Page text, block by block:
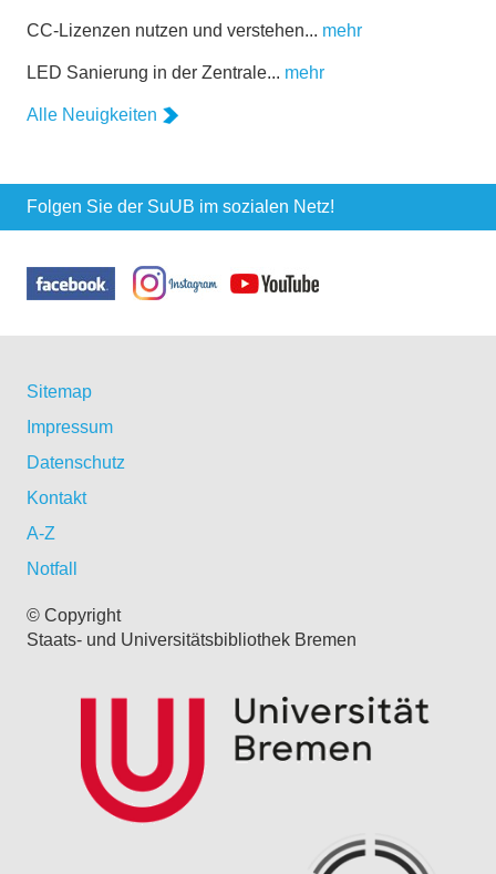
CC-Lizenzen nutzen und verstehen... mehr
LED Sanierung in der Zentrale... mehr
Alle Neuigkeiten
Folgen Sie der SuUB im sozialen Netz!
Sitemap
Impressum
Datenschutz
Kontakt
A-Z
Notfall
© Copyright
Staats- und Universitätsbibliothek Bremen